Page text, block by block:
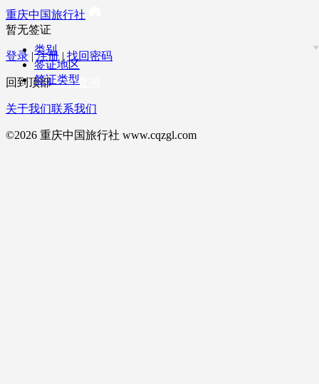
重庆中国旅行社
类别
签证地区
签证类型
暂无签证
登录 | 注册 | 找回密码
回到顶部 订单查询
关于我们联系我们
©2026 重庆中国旅行社 www.cqzgl.com